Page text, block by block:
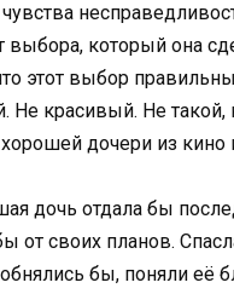
выбора, который она
этот выбор
Не красивый. Не
дочери из кино
дочь отдала бы
от своих планов.
бы, поняли её